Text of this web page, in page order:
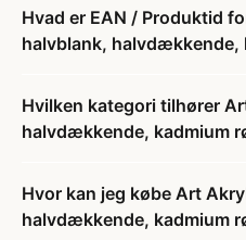
Hvad er EAN / Produktid
halvblank, halvdækkende,
Hvilken kategori tilhører
halvdækkende, kadmium
Hvor kan jeg købe Art
halvdækkende, kadmium